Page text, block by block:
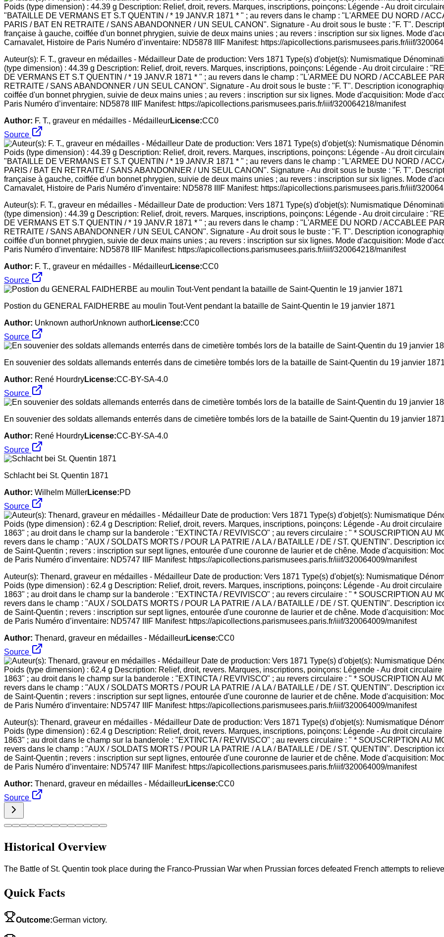
Auteur(s): F. T., graveur en médailles - Médailleur Date de production: Vers 1871 Type(s) d'objet(s): Numismatique
(type dimension) : 44.39 g Description: Relief, droit, revers. Marques, inscriptions, poinçons: Légende - Au droit circulaire :
DE VERMANS ET S.T QUENTIN / * 19 JANV.R 1871 * " ; au revers dans le champ : "L'ARMEE DU NORD / ACCABLEE
RETRAITE / SANS ABANDONNER / UN SEUL CANON". Signature - Au droit sous le buste : "F. T". Description
coiffée d'un bonnet phrygien, suivie de deux mains unies ; au revers : inscription sur six lignes. Mode d'acquisition: Mode
Paris Numéro d’inventaire: ND5878 IIIF Manifest: https://apicollections.parismusees.paris.fr/iiif/320064218/manifest
Author: F. T., graveur en médailles - MédailleurLicense:CC0
Source
Auteur(s): F. T., graveur en médailles - Médailleur Date de production: Vers 1871 Type(s) d'objet(s): Numismatique
(type dimension) : 44.39 g Description: Relief, droit, revers. Marques, inscriptions, poinçons: Légende - Au droit circulaire :
DE VERMANS ET S.T QUENTIN / * 19 JANV.R 1871 * " ; au revers dans le champ : "L'ARMEE DU NORD / ACCABLEE
RETRAITE / SANS ABANDONNER / UN SEUL CANON". Signature - Au droit sous le buste : "F. T". Description
coiffée d'un bonnet phrygien, suivie de deux mains unies ; au revers : inscription sur six lignes. Mode d'acquisition: Mode
Paris Numéro d’inventaire: ND5878 IIIF Manifest: https://apicollections.parismusees.paris.fr/iiif/320064218/manifest
Author: F. T., graveur en médailles - MédailleurLicense:CC0
Source
Postion du GENERAL FAIDHERBE au moulin Tout-Vent pendant la bataille de Saint-Quentin le 19 janvier 1871
Author: Unknown authorUnknown authorLicense:CC0
Source
En souvenier des soldats allemands enterrés dans de cimetière tombés lors de la bataille de Saint-Quentin du 19 janvier
Author: René HourdryLicense:CC-BY-SA-4.0
Source
En souvenier des soldats allemands enterrés dans de cimetière tombés lors de la bataille de Saint-Quentin du 19 janvier
Author: René HourdryLicense:CC-BY-SA-4.0
Source
Schlacht bei St. Quentin 1871
Author: Wilhelm MüllerLicense:PD
Source
Auteur(s): Thenard, graveur en médailles - Médailleur Date de production: Vers 1871 Type(s) d'objet(s): Numismatique
Poids (type dimension) : 62.4 g Description: Relief, droit, revers. Marques, inscriptions, poinçons: Légende - Au droit
1863" ; au droit dans le champ sur la banderole : "EXTINCTA / REVIVISCO" ; au revers circulaire : " * SOUSCRIPTION AU
revers dans le champ : "AUX / SOLDATS MORTS / POUR LA PATRIE / A LA / BATAILLE / DE / ST. QUENTIN". Description
de Saint-Quentin ; revers : inscription sur sept lignes, entourée d'une couronne de laurier et de chêne. Mode d'acquisition:
de Paris Numéro d’inventaire: ND5747 IIIF Manifest: https://apicollections.parismusees.paris.fr/iiif/320064009/manifest
Author: Thenard, graveur en médailles - MédailleurLicense:CC0
Source
Auteur(s): Thenard, graveur en médailles - Médailleur Date de production: Vers 1871 Type(s) d'objet(s): Numismatique
Poids (type dimension) : 62.4 g Description: Relief, droit, revers. Marques, inscriptions, poinçons: Légende - Au droit
1863" ; au droit dans le champ sur la banderole : "EXTINCTA / REVIVISCO" ; au revers circulaire : " * SOUSCRIPTION AU
revers dans le champ : "AUX / SOLDATS MORTS / POUR LA PATRIE / A LA / BATAILLE / DE / ST. QUENTIN". Description
de Saint-Quentin ; revers : inscription sur sept lignes, entourée d'une couronne de laurier et de chêne. Mode d'acquisition:
de Paris Numéro d’inventaire: ND5747 IIIF Manifest: https://apicollections.parismusees.paris.fr/iiif/320064009/manifest
Author: Thenard, graveur en médailles - MédailleurLicense:CC0
Source
Historical Overview
The Battle of St. Quentin took place during the Franco-Prussian War when Prussian forces defeated French attempts to
Quick Facts
Outcome:German victory.